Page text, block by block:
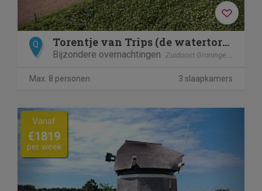
Q Torentje van Trips (de watertoren)
Bijzondere overnachtingen Zuidoost Groningen
Max. 8 personen 3 slaapkamers
Previous
Vanaf
€1819
per week